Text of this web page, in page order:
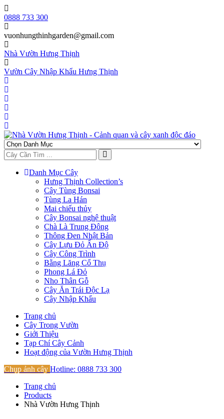
Skip
to
content
0888 733 300
vuonhungthinhgarden@gmail.com
Nhà Vườn Hưng Thịnh
Vườn Cây Nhập Khẩu Hưng Thịnh
Danh Mục Cây
Hưng Thịnh Collection’s
Cây Tùng Bonsai
Tùng La Hán
Mai chiếu thủy
Cây Bonsai nghệ thuật
Chà Là Trung Đông
Thông Đen Nhật Bản
Cây Lựu Đỏ Ấn Độ
Cây Công Trình
Bằng Lăng Cổ Thụ
Phong Lá Đỏ
Nho Thân Gỗ
Cây Ăn Trái Độc Lạ
Cây Nhập Khẩu
Trang chủ
Cây Trong Vườn
Giới Thiệu
Tạp Chí Cây Cảnh
Hoạt động của Vườn Hưng Thịnh
Chụp ảnh cây Hotline: 0888 733 300
Trang chủ
Products
Nhà Vườn Hưng Thịnh